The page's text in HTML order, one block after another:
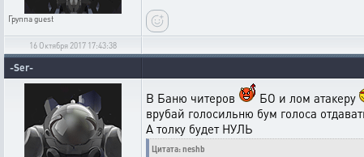
Группаguest
16 Октября 2017 17:43:38
-Ser-
В Баню читеров
БО и лом атакеру
врубай голосильню бум голоса
А толку будет НУЛЬ
Цитата: neshb